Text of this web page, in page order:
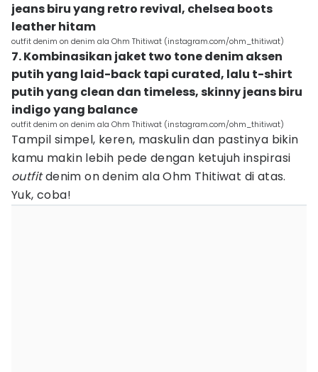
jeans biru yang retro revival, chelsea boots
leather hitam
outfit denim on denim ala Ohm Thitiwat (instagram.com/ohm_thitiwat)
7. Kombinasikan jaket two tone denim aksen
putih yang laid-back tapi curated, lalu t-shirt
putih yang clean dan timeless, skinny jeans biru
indigo yang balance
outfit denim on denim ala Ohm Thitiwat (instagram.com/ohm_thitiwat)
Tampil simpel, keren, maskulin dan pastinya bikin
kamu makin lebih pede dengan ketujuh inspirasi
outfitdenim on denim ala Ohm Thitiwat di atas.
Yuk, coba!